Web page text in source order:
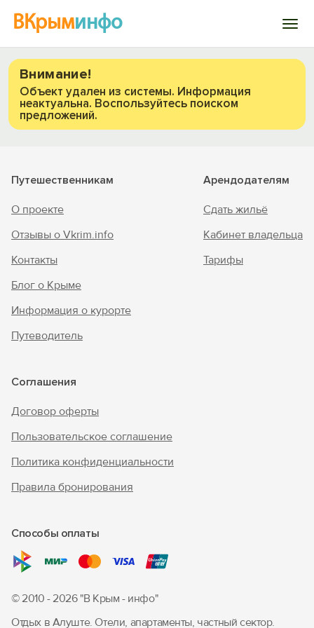
ВКрыминфо
Избранное
Добавить свой объект
Внимание!
Объект удален из системы. Информация
неактуальна. Воспользуйтесь поиском
предложений.
Путешественникам
О проекте
Отзывы о Vkrim.info
Контакты
Блог о Крыме
Информация о курорте
Путеводитель
Арендодателям
Сдать жильё
Кабинет владельца
Тарифы
Соглашения
Договор оферты
Пользовательское соглашение
Политика конфиденциальности
Правила бронирования
Способы оплаты
© 2010 - 2026 "В Крым - инфо"
Отдых в Алуште. Отели, апартаменты, частный сектор.
Зарегистрироваться